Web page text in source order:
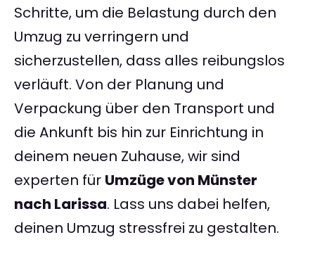
Schritte, um die Belastung durch den
Umzug zu verringern und
sicherzustellen, dass alles reibungslos
verläuft. Von der Planung und
Verpackung über den Transport und
die Ankunft bis hin zur Einrichtung in
deinem neuen Zuhause, wir sind
experten für Umzüge von Münster
nach Larissa. Lass uns dabei helfen,
deinen Umzug stressfrei zu gestalten.